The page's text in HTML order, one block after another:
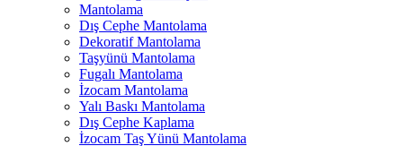
Mantolama
Dış Cephe Mantolama
Dekoratif Mantolama
Taşyünü Mantolama
Fugalı Mantolama
İzocam Mantolama
Yalı Baskı Mantolama
Dış Cephe Kaplama
İzocam Taş Yünü Mantolama